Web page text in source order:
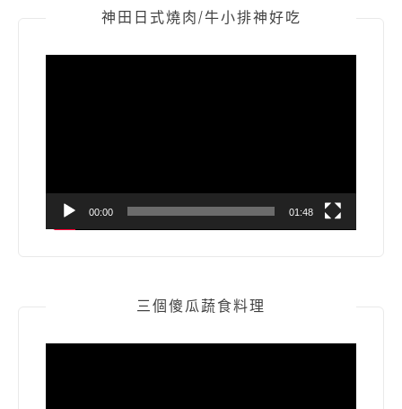
神田日式燒肉/牛小排神好吃
00:00 01:48
三個傻瓜蔬食料理